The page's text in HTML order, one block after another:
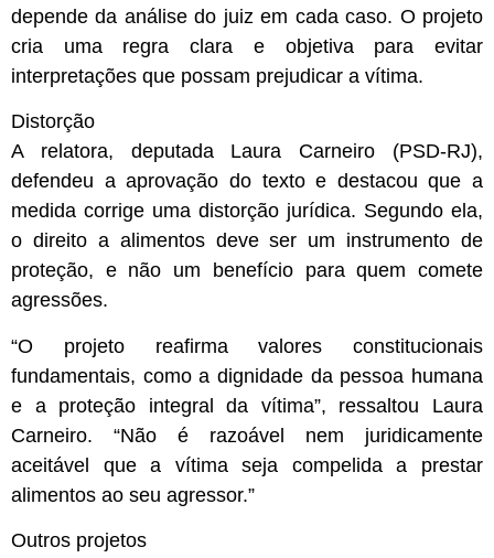
depende da análise do juiz em cada caso. O projeto
cria uma regra clara e objetiva para evitar
interpretações que possam prejudicar a vítima.
Distorção
A relatora, deputada Laura Carneiro (PSD-RJ),
defendeu a aprovação do texto e destacou que a
medida corrige uma distorção jurídica. Segundo ela,
o direito a alimentos deve ser um instrumento de
proteção, e não um benefício para quem comete
agressões.
“O projeto reafirma valores constitucionais
fundamentais, como a dignidade da pessoa humana
e a proteção integral da vítima”, ressaltou Laura
Carneiro. “Não é razoável nem juridicamente
aceitável que a vítima seja compelida a prestar
alimentos ao seu agressor.”
Outros projetos